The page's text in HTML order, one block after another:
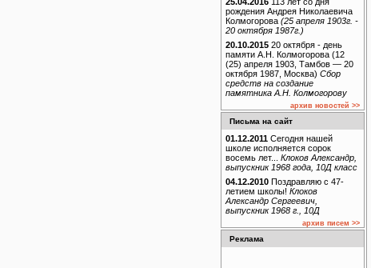
рождения Андрея Николаевича
Колмогорова (25 апреля 1903г. -
20 октября 1987г.)
20.10.2015 20 октября - день
памяти А.Н. Колмогорова (12
(25) апреля 1903, Тамбов — 20
октября 1987, Москва) Сбор
средств на создание
памятника А.Н. Колмогорову
архив новостей >>
Письма на сайт
01.12.2011 Сегодня нашей
школе исполняется сорок
восемь лет... Клоков Александр,
выпускник 1968 года, 10Д класс
04.12.2010 Поздравляю с 47-
летием школы! Клоков
Александр Сергеевич,
выпускник 1968 г., 10Д
архив писем >>
Реклама